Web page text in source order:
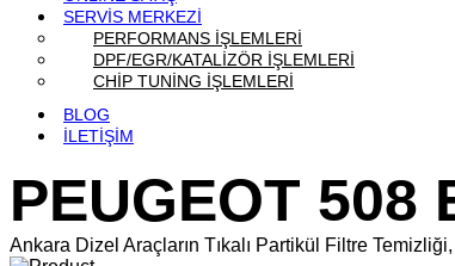
SERVİS MERKEZİ
PERFORMANS İŞLEMLERİ
DPF/EGR/KATALİZÖR İŞLEMLERİ
CHİP TUNİNG İŞLEMLERİ
BLOG
İLETİŞİM
PEUGEOT 508
Ankara Dizel Araçların Tıkalı Partikül Filtre